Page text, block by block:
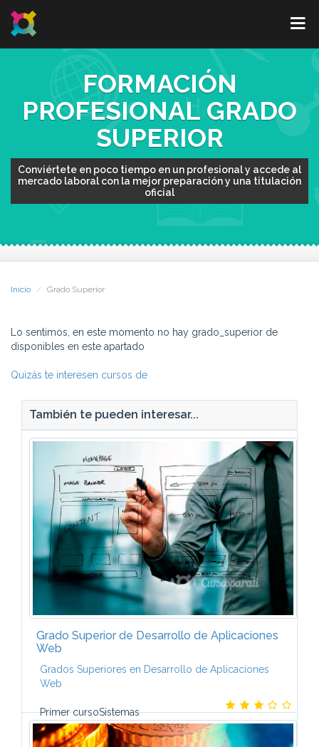
FORMACIÓN
PROFESIONAL GRADO
SUPERIOR
Conviértete en poco tiempo en un profesional y accede al
mercado laboral con la mejor preparación y una titulación
oficial
Inicio Grado Superior
Lo sentimos, en este momento no hay grado_superior de
disponibles en este apartado
Quizás te interesen cursos de
También te pueden interesar...
Grado Superior de Desarrollo de Aplicaciones
Web
Grados Superiores en Desarrollo de Aplicaciones
Web
Primer cursoSistemas
InformáticosLenguajes de marcas y sistemas de
gestión de informaciónProgramaciónBases de datos